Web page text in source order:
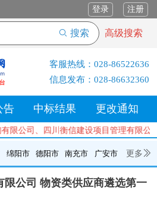
登录 注册
搜索 高级搜索
客服热线： 028-86522636
信息发布： 028-86632360
告 中标结果 更改通知
、四川衡信建设项目管理有
绵阳市 德阳市 南充市 广安市 更多
德阳市 南充市 广安市
遂宁市
限公司 物资类供应商遴选第一